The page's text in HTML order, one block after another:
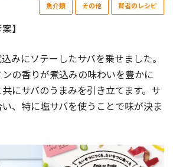
魚介類 その他 賢者のレシピ
】
みにソテーしたサバを乗せました。
の香りが煮込みの味わいを豊かに
にサバのうまみを引き立てます。サ
、特に塩サバを使うことで味が決ま